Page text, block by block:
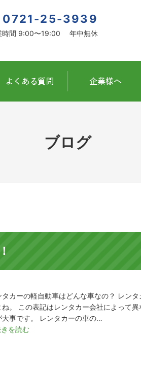
0721-25-3939
時間 9:00〜19:00 年中無休
ブログ
タカーの軽自動車はどんな車なの？ レン
ね。 この表記はレンタカー会社によって
大事です。 レンタカーの車の…
を読む